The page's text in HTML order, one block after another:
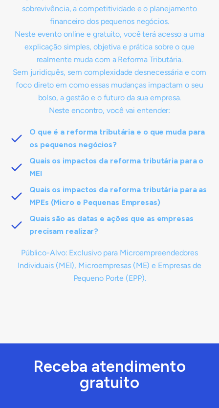
sobrevivência, a competitividade e o planejamento
financeiro dos pequenos negócios.
Neste evento online e gratuito, você terá acesso a uma
explicação simples, objetiva e prática sobre o que
realmente muda com a Reforma Tributária.
Sem juridiquês, sem complexidade desnecessária e com
foco direto em como essas mudanças impactam o seu
bolso, a gestão e o futuro da sua empresa.
Neste encontro, você vai entender:
O que é a reforma tributária e o que muda para
os pequenos negócios?
Quais os impactos da reforma tributária para o
MEI
Quais os impactos da reforma tributária para as
MPEs (Micro e Pequenas Empresas)
Quais são as datas e ações que as empresas
precisam realizar?
Público-Alvo: Exclusivo para Microempreendedores
Individuais (MEI), Microempresas (ME) e Empresas de
Pequeno Porte (EPP).
Receba atendimento
gratuito